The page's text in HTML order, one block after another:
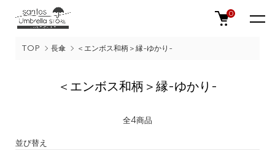
0
TOP 長傘 ＜エンボス和柄＞縁-ゆかり-
＜エンボス和柄＞縁-ゆかり-
全4商品
並び替え